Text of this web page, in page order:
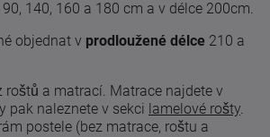
140, 160 a 180 cm a v délce 200cm.
objednat v prodloužené délce 210 a
roštů a matrací. Matrace najdete v
pak naleznete v sekci lamelové rošty.
postele (bez matrace, roštu a